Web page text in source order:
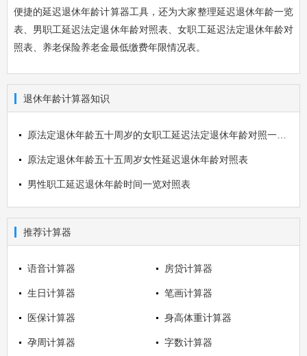
便捷的延迟退休年龄计算器工具，还为大家整理延迟退休年龄一览
表、男职工延迟法定退休年龄对照表、女职工延迟法定退休年龄对
照表、养老保险养老金最低缴费年限情况表。
退休年龄计算器知识
原法定退休年龄五十周岁的女职工延迟法定退休年龄对照一览表
原法定退休年龄五十五周岁女性延迟退休年龄对照表
男性职工延迟退休年龄时间一览对照表
推荐计算器
语音计算器 房贷计算器
生日计算器 笔画计算器
医保计算器 身高体重计算器
孕周计算器 字数计算器